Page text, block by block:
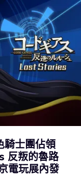
騎士團佔領
反叛的魯路
電玩展內發